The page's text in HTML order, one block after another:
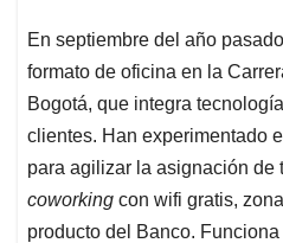
En septiembre del año
formato de oficina en la
Bogotá, que integra
clientes. Han experimentado
para agilizar la asignación de
coworking con wifi gratis,
producto del Banco.